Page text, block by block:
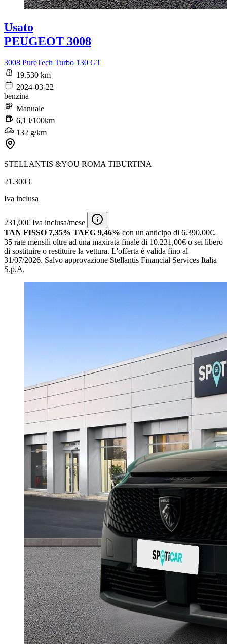
Usato
PEUGEOT 3008
3008 PureTech Turbo 130 GT
19.530 km
2024-03-22
benzina
Manuale
6,1 l/100km
132 g/km
STELLANTIS &YOU ROMA TIBURTINA
21.300 €
Iva inclusa
231,00€ Iva inclusa/mese
TAN FISSO 7,35% TAEG 9,46% con un anticipo di 6.390,00€.
35 rate mensili oltre ad una maxirata finale di 10.231,00€ o sei libero
di sostituire o restituire la vettura. L'offerta è valida fino al
31/07/2026. Salvo approvazione Stellantis Financial Services Italia
S.p.A.